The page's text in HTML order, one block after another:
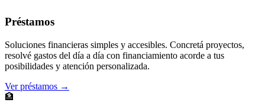
Préstamos
Soluciones financieras simples y accesibles. Concretá proyectos,
resolvé gastos del día a día con financiamiento acorde a tus
posibilidades y atención personalizada.
Ver préstamos →
🏦